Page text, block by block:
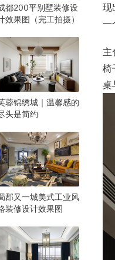
现
一
主
椅
桌
都200平别墅装修设
效果图（完工拍摄）
蓉锦绣城｜温馨感的
头是简约
郡又一城美式工业风
装修设计效果图